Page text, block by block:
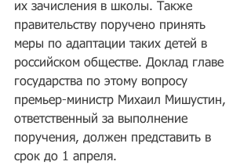
их зачисления в школы. Также
правительству поручено принять
меры по адаптации таких детей в
российском обществе. Доклад главе
государства по этому вопросу
премьер-министр Михаил Мишустин,
ответственный за выполнение
поручения, должен представить в
срок до 1 апреля.